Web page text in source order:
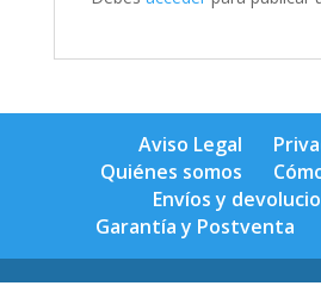
Aviso Legal
Quiénes somos
Envíos y
Garantía y Postventa